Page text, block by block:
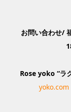
お問い合わせ/
Rose yoko “ラ
yoko.com